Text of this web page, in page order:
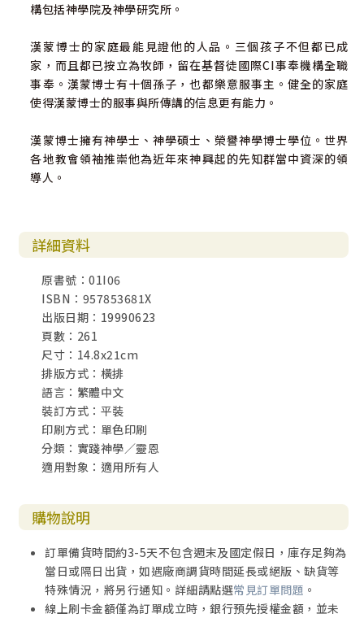
構包括神學院及神學研究所。
漢蒙博士的家庭最能見證他的人品。三個孩子不但都已成
家，而且都已按立為牧師，留在基督徒國際CI事奉機構全職
事奉。漢蒙博士有十個孫子，也都樂意服事主。健全的家庭
使得漢蒙博士的服事與所傳講的信息更有能力。
漢蒙博士擁有神學士、神學碩士、榮譽神學博士學位。世界
各地教會領袖推崇他為近年來神興起的先知群當中資深的領
導人。
詳細資料
原書號：01I06
ISBN：957853681X
出版日期：19990623
頁數：261
尺寸：14.8x21cm
排版方式：橫排
語言：繁體中文
裝訂方式：平裝
印刷方式：單色印刷
分類：實踐神學／靈恩
適用對象：適用所有人
購物說明
訂單備貨時間約3-5天不包含週末及國定假日，庫存足夠為
當日或隔日出貨，如遇廠商調貨時間延長或絕版、缺貨等
特殊情況，將另行通知。詳細請點選常見訂單問題 。
線上刷卡金額僅為訂單成立時，銀行預先授權金額，並未